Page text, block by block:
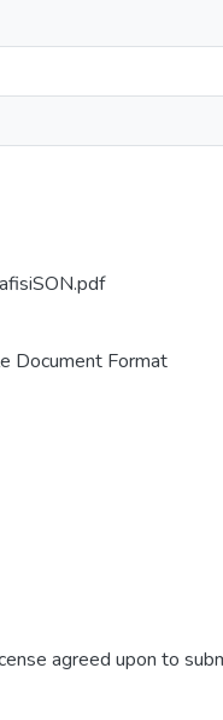
Document Format
agreed upon to